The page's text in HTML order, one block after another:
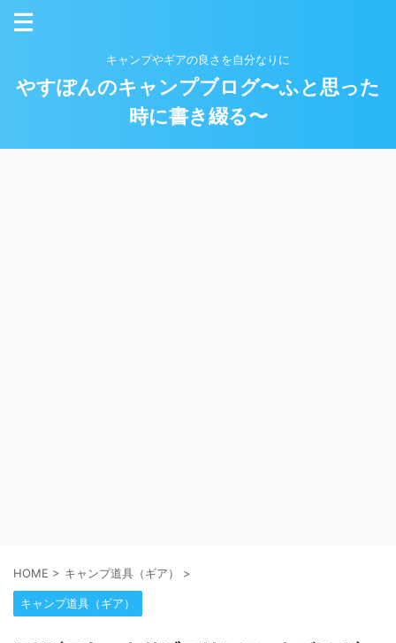
キャンプやギアの良さを自分なりに
やすぽんのキャンプブログ〜ふと思った
時に書き綴る〜
HOME > キャンプ道具（ギア） >
キャンプ道具（ギア）